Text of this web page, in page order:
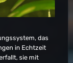
das
in Echtzeit
sie mit